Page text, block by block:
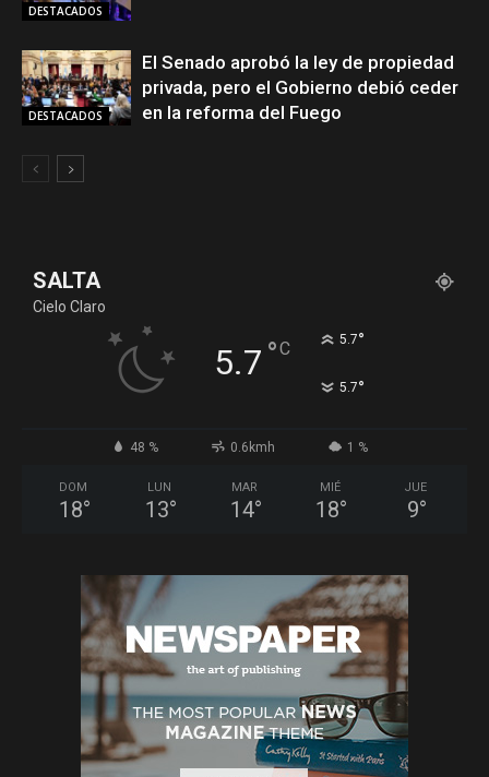
DESTACADOS
DESTACADOS
El Senado aprobó la ley de propiedad
privada, pero el Gobierno debió ceder
en la reforma del Fuego
SALTA
Cielo Claro
5.7 °C 5.7°
5.7°
48 % 0.6kmh 1 %
DOM
18°
LUN
13°
MAR
14°
MIÉ
18°
JUE
9°